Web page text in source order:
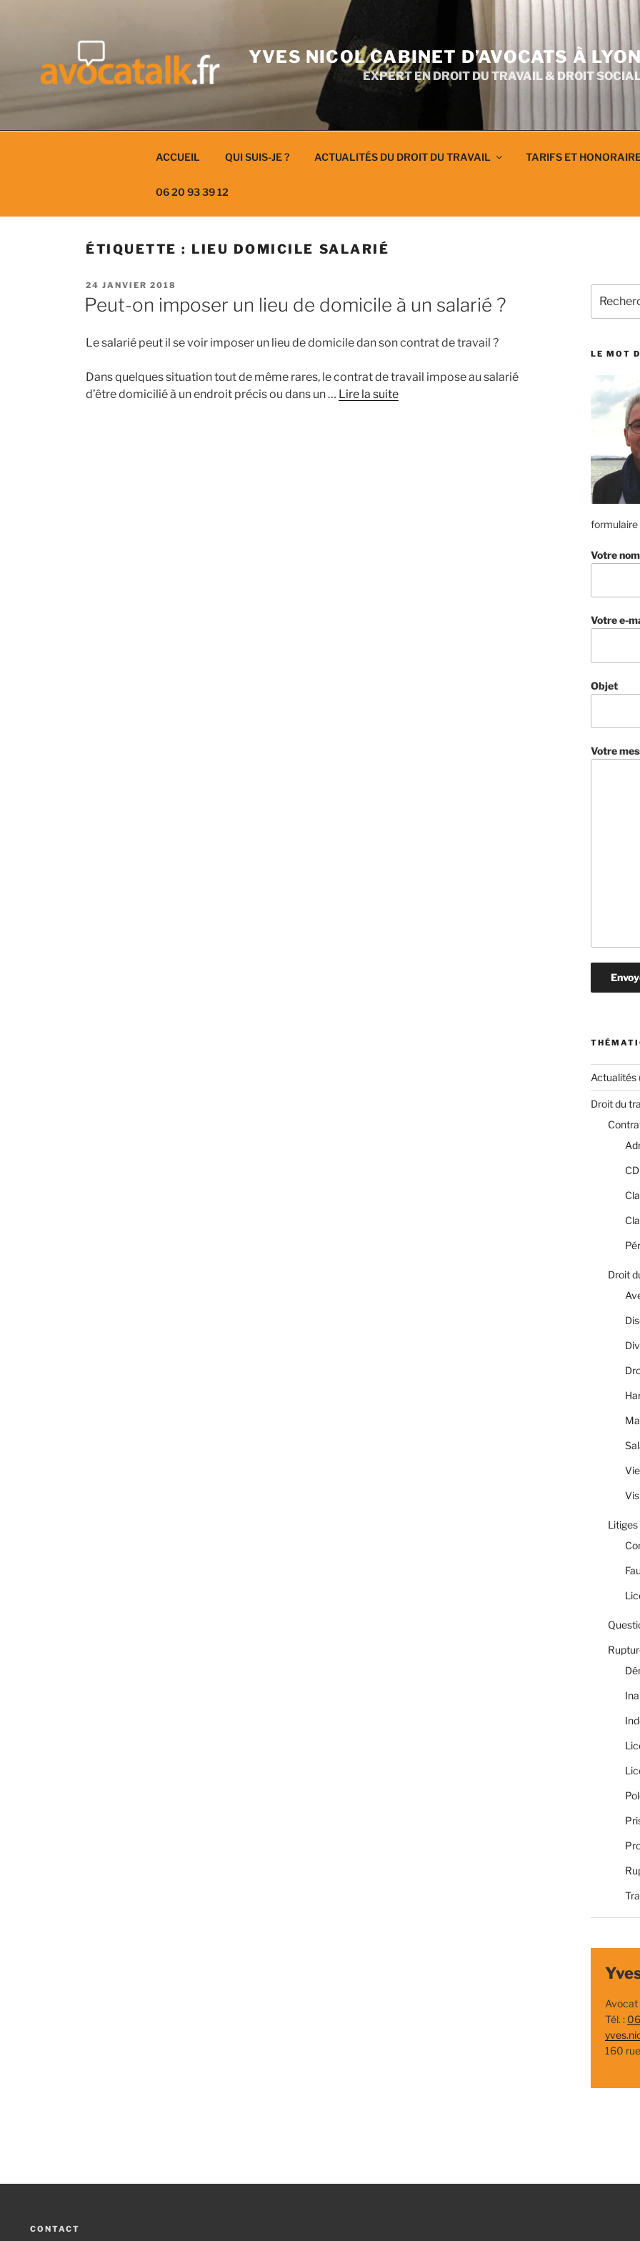
YVES NICOL CABINET D’AVOCATS À
EXPERT EN DROIT DU TRAVAIL & DROIT
ACCUEIL QUI SUIS-JE ? ACTUALITÉS DU DROIT DU TRAVAIL TARIFS ET
06 20 93 39 12
ÉTIQUETTE : LIEU DOMICILE SALARIÉ
PUBLIÉ
LE
24 JANVIER 2018
Peut-on imposer un lieu de domicile à un salarié ?
Le salarié peut il se voir imposer un lieu de domicile dan son contrat de travail ?
Dans quelques situation tout de même rares, le contrat de travail impose au salarié
d’être domicilié à un endroit précis ou dans un … Lire la suite
pour
LE MOT
formulaire
Votre nom
Votre e-
Objet
Votre
Actualités
Droit du
Droit
Litiges
Avocat
Tél. :
160
CONTACT